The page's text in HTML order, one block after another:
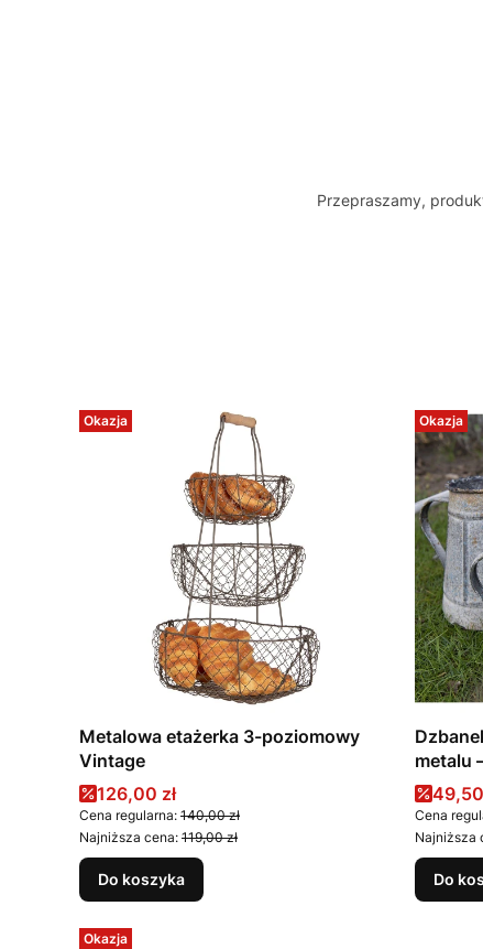
Przepraszamy,
Okazja
Metalowa etażerka 3-poziomowy
Vintage
Cena promocyjna
126,00 zł
Cena regularna: 140,00 zł
Najniższa cena: 119,00 zł
Do koszyka
Okazja
metalu
Cena
49,50
Cena
Najniższa
Do
Okazja